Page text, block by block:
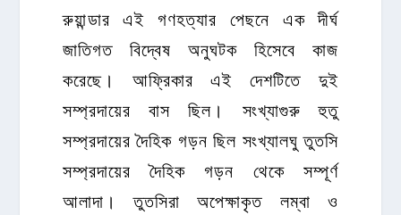
রুয়ান্ডার এই গণহত্যার পেছনে এক দীর্ঘ
জাতিগত বিদ্বেষ অনুঘটক হিসেবে কাজ
করেছে। আফ্রিকার এই দেশটিতে দুই
সম্প্রদায়ের বাস ছিল। সংখ্যাগুরু হুতু
সম্প্রদায়ের দৈহিক গড়ন ছিল সংখ্যালঘু তুতসি
সম্প্রদায়ের দৈহিক গড়ন থেকে সম্পূর্ণ
আলাদা। তুতসিরা অপেক্ষাকৃত লম্বা ও